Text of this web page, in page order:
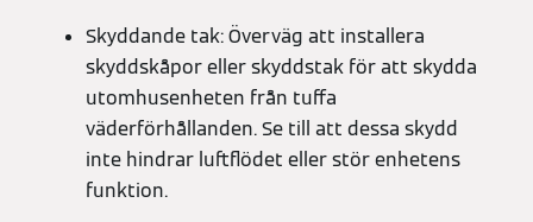
Skyddande tak: Överväg att installera
skyddskåpor eller skyddstak för att skydda
utomhusenheten från tuffa
väderförhållanden. Se till att dessa skydd
inte hindrar luftflödet eller stör enhetens
funktion.